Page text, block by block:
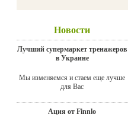
Новости
Лучший супермаркет тренажеров
в Украине
Мы изменяемся и стаем еще лучше
для Вас
Ация от Finnlo